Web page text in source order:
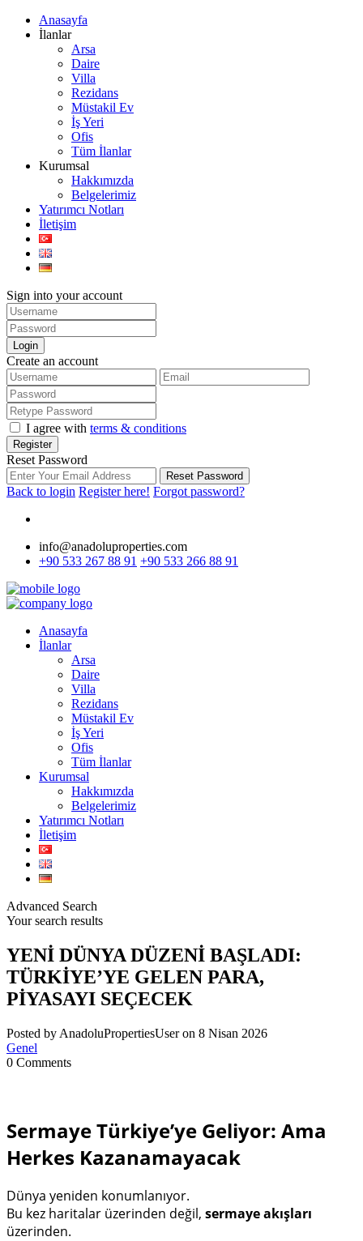
Anasayfa
İlanlar
Arsa
Daire
Villa
Rezidans
Müstakil Ev
İş Yeri
Ofis
Tüm İlanlar
Kurumsal
Hakkımızda
Belgelerimiz
Yatırımcı Notları
İletişim
Sign into your account
Login
Create an account
I agree with terms & conditions
Register
Reset Password
Reset Password
Back to login Register here! Forgot password?
info@anadoluproperties.com
+90 533 267 88 91 +90 533 266 88 91
Anasayfa
İlanlar
Arsa
Daire
Villa
Rezidans
Müstakil Ev
İş Yeri
Ofis
Tüm İlanlar
Kurumsal
Hakkımızda
Belgelerimiz
Yatırımcı Notları
İletişim
Advanced Search
Your search results
YENİ DÜNYA DÜZENİ BAŞLADI:
TÜRKİYE’YE GELEN PARA,
PİYASAYI SEÇECEK
Posted by AnadoluPropertiesUser on 8 Nisan 2026
Genel
0 Comments
Sermaye Türkiye’ye Geliyor: Ama
Herkes Kazanamayacak
Dünya yeniden konumlanıyor.
Bu kez haritalar üzerinden değil, sermaye akışları
üzerinden.